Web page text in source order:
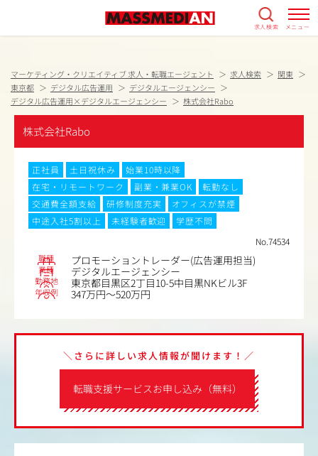
求人検索 メニュー
マーケティング・クリエイティブ 求人・転職エージェント 求人検索
関東
東京都
デジタル広告運用
デジタルエージェンシー
デジタル広告運用×デジタルエージェンシー
株式会社Rabo
株式会社Rabo
正社員 土日祝休み
始業10時以降
在宅・リモートワーク
副業・兼業OK
転勤なし
交通費全額支給
研修制度充実
オフィスが禁煙
中途入社5割以上
未経験者歓迎
学歴不問
No.74534
職種 プロモーショントレーダー(広告運用担当)
業種 デジタルエージェンシー
勤務地 東京都目黒区2丁目10-5中目黒NKビル3F
年収例 347万円～520万円
転職支援サービスお申し込み（無料）
＼さらに詳しい求人情報が聞けます！／